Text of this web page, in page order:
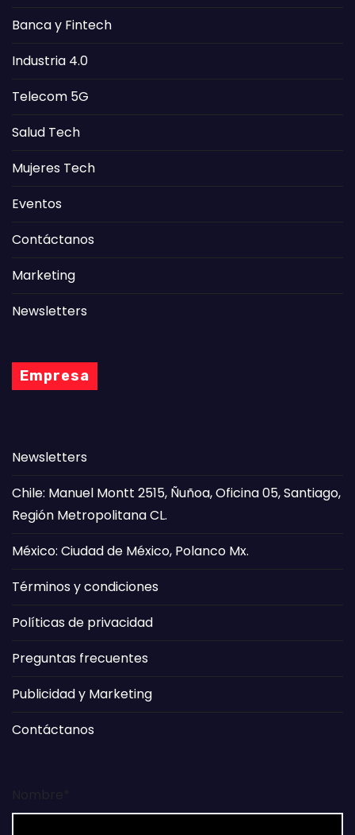
Banca y Fintech
Industria 4.0
Telecom 5G
Salud Tech
Mujeres Tech
Eventos
Contáctanos
Marketing
Newsletters
Empresa
Newsletters
Chile: Manuel Montt 2515, Ñuñoa, Oficina 05, Santiago,
Región Metropolitana CL.
México: Ciudad de México, Polanco Mx.
Términos y condiciones
Políticas de privacidad
Preguntas frecuentes
Publicidad y Marketing
Contáctanos